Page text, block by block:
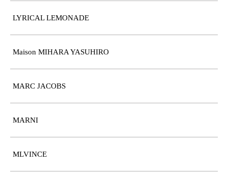
LYRICAL LEMONADE
Maison MIHARA YASUHIRO
MARC JACOBS
MARNI
MLVINCE